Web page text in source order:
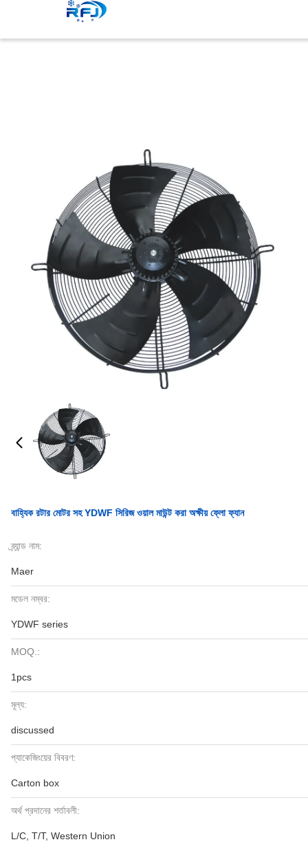
বাহ্যিক রটার মোটর সহ YDWF সিরিজ ওয়াল মাউন্ট করা অক্ষীয় ফ্লো ফ্যান
ব্র্যান্ড নাম:
Maer
মডেল নম্বর:
YDWF series
MOQ.:
1pcs
মূল্য:
discussed
প্যাকেজিংয়ের বিবরণ:
Carton box
অর্থ প্রদানের শর্তাবলী:
L/C, T/T, Western Union